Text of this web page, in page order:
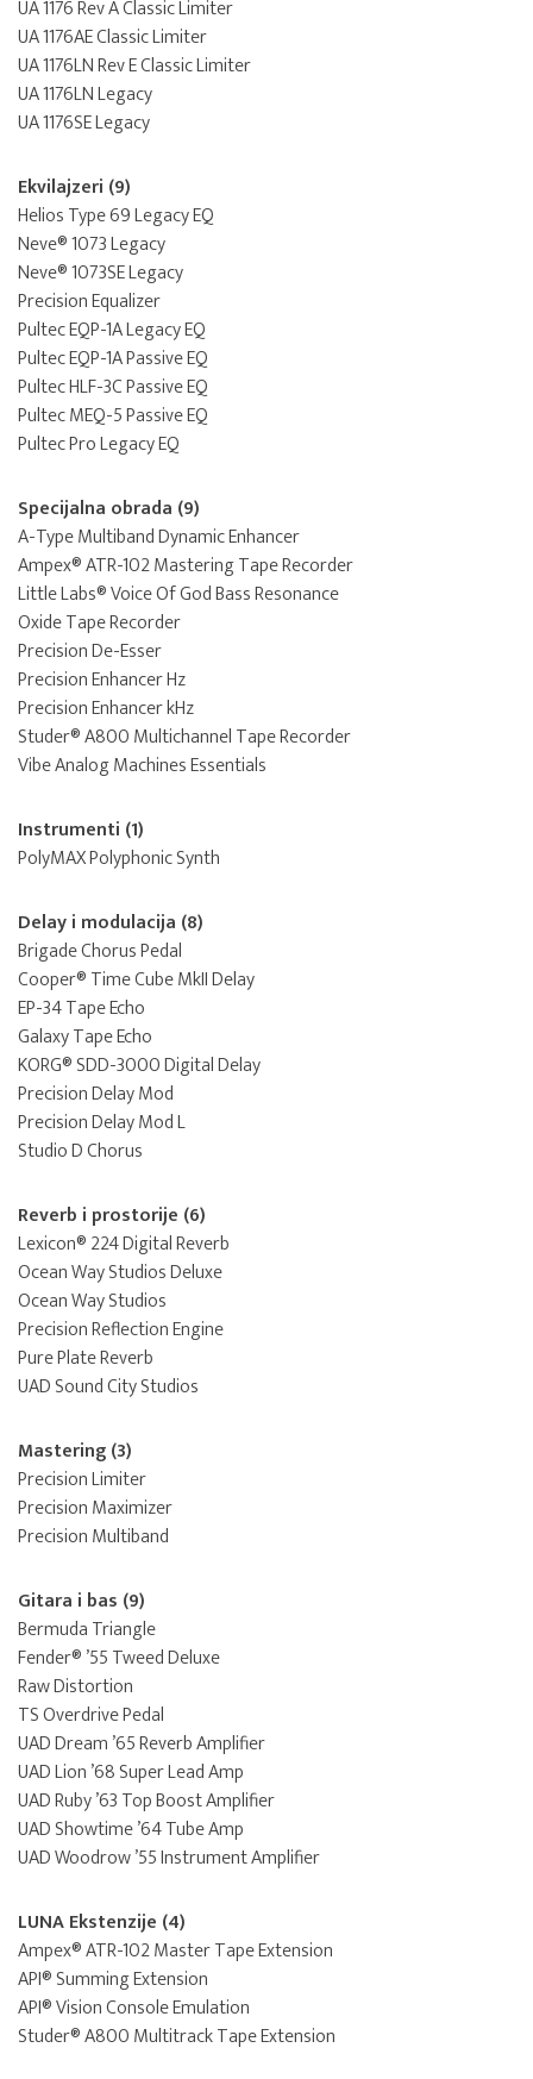
UA 1176 Rev A Classic Limiter
UA 1176AE Classic Limiter
UA 1176LN Rev E Classic Limiter
UA 1176LN Legacy
UA 1176SE Legacy
Ekvilajzeri (9)
Helios Type 69 Legacy EQ
Neve® 1073 Legacy
Neve® 1073SE Legacy
Precision Equalizer
Pultec EQP-1A Legacy EQ
Pultec EQP-1A Passive EQ
Pultec HLF-3C Passive EQ
Pultec MEQ-5 Passive EQ
Pultec Pro Legacy EQ
Specijalna obrada (9)
A-Type Multiband Dynamic Enhancer
Ampex® ATR-102 Mastering Tape Recorder
Little Labs® Voice Of God Bass Resonance
Oxide Tape Recorder
Precision De-Esser
Precision Enhancer Hz
Precision Enhancer kHz
Studer® A800 Multichannel Tape Recorder
Vibe Analog Machines Essentials
Instrumenti (1)
PolyMAX Polyphonic Synth
Delay i modulacija (8)
Brigade Chorus Pedal
Cooper® Time Cube MkII Delay
EP-34 Tape Echo
Galaxy Tape Echo
KORG® SDD-3000 Digital Delay
Precision Delay Mod
Precision Delay Mod L
Studio D Chorus
Reverb i prostorije (6)
Lexicon® 224 Digital Reverb
Ocean Way Studios Deluxe
Ocean Way Studios
Precision Reflection Engine
Pure Plate Reverb
UAD Sound City Studios
Mastering (3)
Precision Limiter
Precision Maximizer
Precision Multiband
Gitara i bas (9)
Bermuda Triangle
Fender® ’55 Tweed Deluxe
Raw Distortion
TS Overdrive Pedal
UAD Dream ’65 Reverb Amplifier
UAD Lion ’68 Super Lead Amp
UAD Ruby ’63 Top Boost Amplifier
UAD Showtime ’64 Tube Amp
UAD Woodrow ’55 Instrument Amplifier
LUNA Ekstenzije (4)
Ampex® ATR-102 Master Tape Extension
API® Summing Extension
API® Vision Console Emulation
Studer® A800 Multitrack Tape Extension